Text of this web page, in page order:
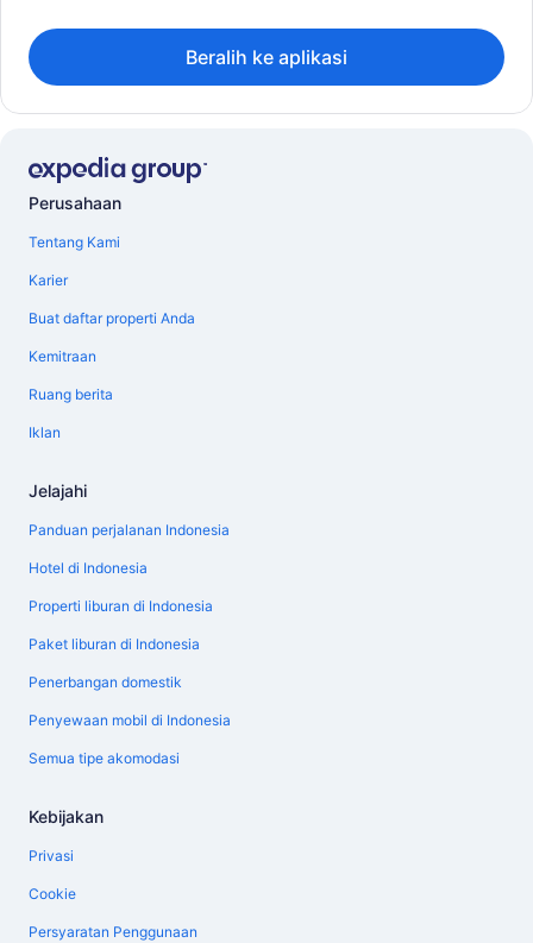
Beralih ke aplikasi
Perusahaan
Tentang Kami
Karier
Buat daftar properti Anda
Kemitraan
Ruang berita
Iklan
Jelajahi
Panduan perjalanan Indonesia
Hotel di Indonesia
Properti liburan di Indonesia
Paket liburan di Indonesia
Penerbangan domestik
Penyewaan mobil di Indonesia
Semua tipe akomodasi
Kebijakan
Privasi
Cookie
Persyaratan Penggunaan